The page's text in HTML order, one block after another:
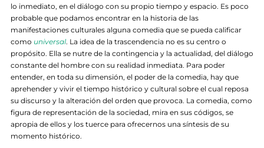
lo inmediato, en el diálogo con su propio tiempo y espacio. Es poco
probable que podamos encontrar en la historia de las
manifestaciones culturales alguna comedia que se pueda calificar
como universal. La idea de la trascendencia no es su centro o
propósito. Ella se nutre de la contingencia y la actualidad, del diálogo
constante del hombre con su realidad inmediata. Para poder
entender, en toda su dimensión, el poder de la comedia, hay que
aprehender y vivir el tiempo histórico y cultural sobre el cual reposa
su discurso y la alteración del orden que provoca. La comedia, como
figura de representación de la sociedad, mira en sus códigos, se
apropia de ellos y los tuerce para ofrecernos una síntesis de su
momento histórico.